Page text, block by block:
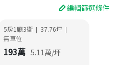
編輯篩選條件
5房1廳3衛 | 37.76坪 |
無車位
193萬 5.11萬/坪